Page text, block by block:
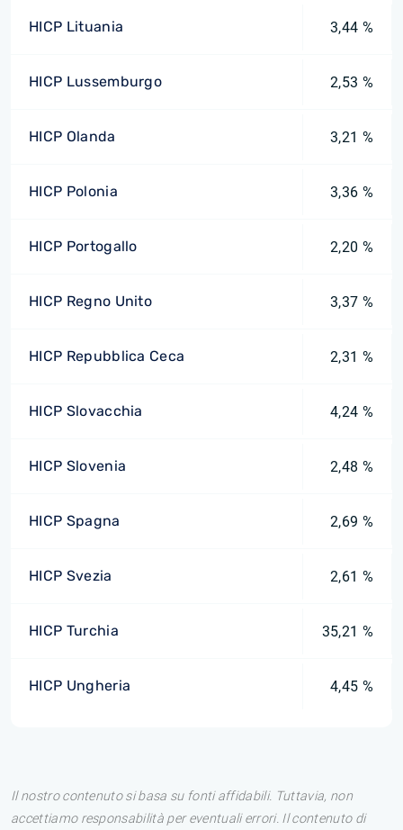
HICP Lituania 3,44 %
HICP Lussemburgo 2,53 %
HICP Olanda 3,21 %
HICP Polonia 3,36 %
HICP Portogallo 2,20 %
HICP Regno Unito 3,37 %
HICP Repubblica Ceca 2,31 %
HICP Slovacchia 4,24 %
HICP Slovenia 2,48 %
HICP Spagna 2,69 %
HICP Svezia 2,61 %
HICP Turchia 35,21 %
HICP Ungheria 4,45 %
Il nostro contenuto si basa su fonti affidabili. Tuttavia, non
accettiamo responsabilità per eventuali errori. Il contenuto di